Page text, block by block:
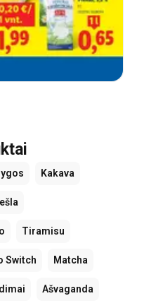
Kakava
Tiramisu
Switch Matcha
Ašvaganda